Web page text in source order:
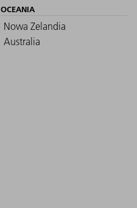
OCEANIA
Nowa Zelandia
Australia